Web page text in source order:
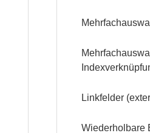
Linkfelder
Wiederholbare